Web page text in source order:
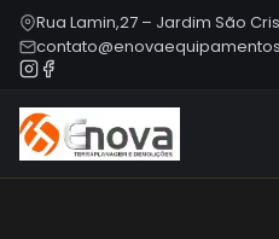
Rua Lamin,27 – Jardim São